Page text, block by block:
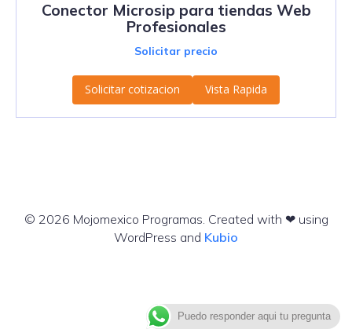
Conector Microsip para tiendas Web
Profesionales
Solicitar precio
Solicitar cotizacion Vista Rapida
© 2026 Mojomexico Programas. Created with ❤ using
WordPress and Kubio
Puedo responder aqui tu pregunta